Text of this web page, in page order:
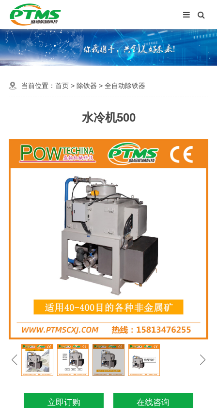
当前位置： 首页> 除铁器 > 全自动除铁器
水冷机500
立即订购 在线咨询